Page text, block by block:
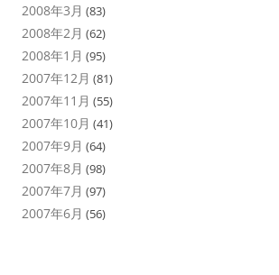
2008年3月 (83)
2008年2月 (62)
2008年1月 (95)
2007年12月 (81)
2007年11月 (55)
2007年10月 (41)
2007年9月 (64)
2007年8月 (98)
2007年7月 (97)
2007年6月 (56)